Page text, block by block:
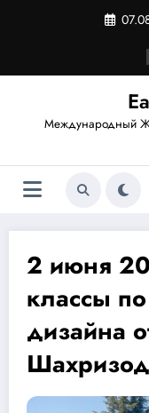
Международный
2 июня
классы
дизайна